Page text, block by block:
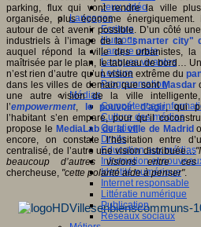
Jeux vidéo
Langages
Ecriture
Humour
Langue orale
Langues vivantes
Lecture
Programmation
Médias
Compétences
Culture des médias
Curation
Droits
Education aux médias
Information et
Identité numérique
Internet responsable
Littératie numérique
Publication
Réseaux sociaux
parking, flux qui vont rendre la ville
organisée, plus économe
autour de cet avenir possible. D’un côté
industriels à l’image de la"smarter city"
auquel répond la ville des urbanistes,
maîtrisée par le plan, le tableau de bord…
n’est rien d’autre qu’un vision extrême du
dans les villes de demain que sontMasdar
une autre vision de la ville
l’empowerment, le pouvoir d’agir, qui
l’habitant s’en empare, pour qu’il
propose le MediaLab de la ville de Madrid
encore, on constate l’hésitation entre
centralisé, de l’autre une vision distribuée…
beaucoup d’autres visions entre
chercheuse, "cette polarité aide à penser".